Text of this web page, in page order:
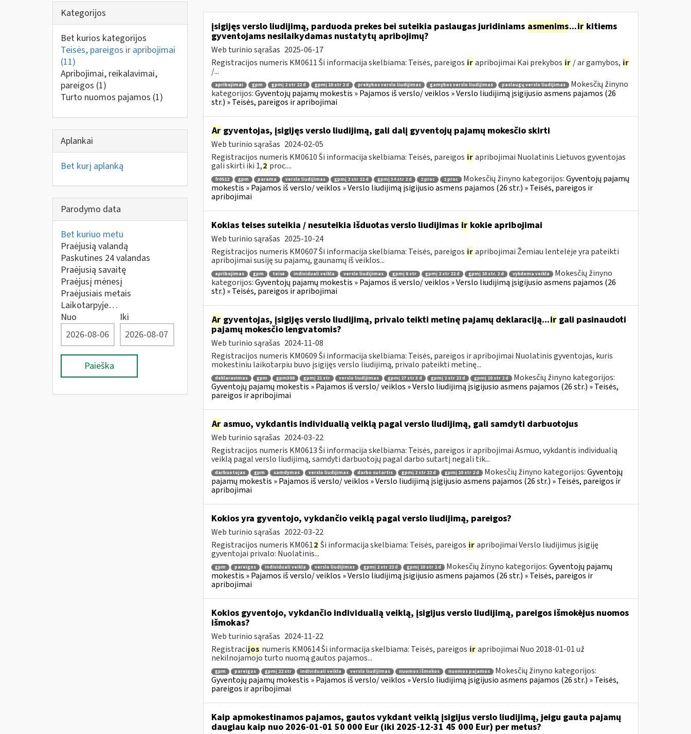
Kategorijos
Bet kurios kategorijos
Teisės, pareigos ir apribojimai
(11)
Apribojimai, reikalavimai,
pareigos (1)
Turto nuomos pajamos (1)
Aplankai
Bet kurį aplanką
Parodymo data
Bet kuriuo metu
Praėjusią valandą
Paskutines 24 valandas
Praėjusią savaitę
Praėjusį mėnesį
Praėjusiais metais
Laikotarpyje…
Nuo
Iki
Paieška
įsigijęs verslo liudijimą, parduoda prekes bei suteikia paslaugas juridiniams asmenims...irkitiems
gyventojams nesilaikydamas nustatytų apribojimų?
Web turinio sąrašas 2025-06-17
Registracijos numeris KM0611 Ši informacija skelbiama: Teisės, pareigos ir apribojimai Kai prekybos ir / ar gamybos, ir
/...
apribojimai gpm gpmį 2 str 22 d gpmį 10 str 2 d prekybos verslo liudijimas gamybos verslo liudijimas paslaugų verslo liudijimas
Mokesčių žinyno
kategorijos:Gyventojų pajamų mokestis » Pajamos iš verslo/ veiklos » Verslo liudijimą įsigijusio asmens pajamos (26
str.) » Teisės, pareigos ir apribojimai
Argyventojas, įsigijęs verslo liudijimą, gali dalį gyventojų pajamų mokesčio skirti
Web turinio sąrašas 2024-02-05
Registracijos numeris KM0610 Ši informacija skelbiama: Teisės, pareigos ir apribojimai Nuolatinis Lietuvos gyventojas
gali skirti iki 1,2 proc....
fr0512 gpm parama verslo liudijimas gpmį 2 str 22 d gpmį 34 str 2 d 2 proc 1 proc Mokesčių žinyno kategorijos:Gyventojų pajamų
mokestis » Pajamos iš verslo/ veiklos » Verslo liudijimą įsigijusio asmens pajamos (26 str.) » Teisės, pareigos ir
apribojimai
Kokias teises suteikia / nesuteikia išduotas verslo liudijimas irkokie apribojimai
Web turinio sąrašas 2025-10-24
Registracijos numeris KM0607 Ši informacija skelbiama: Teisės, pareigos ir apribojimai Žemiau lentelėje yra pateikti
apribojimai susiję su pajamų, gaunamų iš veiklos...
apribojimas gpm teisė individuali veikla verslo liudijimas gpmį 6 str gpmį 2 str 22 d gpmį 10 str. 2 d vykdoma veikla
Mokesčių žinyno
kategorijos:Gyventojų pajamų mokestis » Pajamos iš verslo/ veiklos » Verslo liudijimą įsigijusio asmens pajamos (26
str.) » Teisės, pareigos ir apribojimai
Argyventojas, įsigijęs verslo liudijimą, privalo teikti metinę pajamų deklaraciją...irgali pasinaudoti
pajamų mokesčio lengvatomis?
Web turinio sąrašas 2024-11-08
Registracijos numeris KM0609 Ši informacija skelbiama: Teisės, pareigos ir apribojimai Nuolatinis gyventojas, kuris
mokestiniu laikotarpiu buvo įsigijęs verslo liudijimą, privalo pateikti metinę...
deklaravimas gpm gpm308 gpmį 21 str verslo liudijimas gpmį 27 str 3 d gpmį 2 str 22 d gpmį 10 str 2 d
Mokesčių žinyno kategorijos:
Gyventojų pajamų mokestis » Pajamos iš verslo/ veiklos » Verslo liudijimą įsigijusio asmens pajamos (26 str.) » Teisės,
pareigos ir apribojimai
Arasmuo, vykdantis individualią veiklą pagal verslo liudijimą, gali samdyti darbuotojus
Web turinio sąrašas 2024-03-22
Registracijos numeris KM0613 Ši informacija skelbiama: Teisės, pareigos ir apribojimai Asmuo, vykdantis individualią
veiklą pagal verslo liudijimą, samdyti darbuotojų pagal darbo sutartį negali tik...
darbuotojas gpm samdymas verslo liudijimas darbo sutartis gpmį 2 str 22 d gpmį 10 str 2 d Mokesčių žinyno kategorijos:Gyventojų
pajamų mokestis » Pajamos iš verslo/ veiklos » Verslo liudijimą įsigijusio asmens pajamos (26 str.) » Teisės, pareigos ir
apribojimai
Kokios yra gyventojo, vykdančio veiklą pagal verslo liudijimą, pareigos?
Web turinio sąrašas 2022-03-22
Registracijos numeris KM0612 Ši informacija skelbiama: Teisės, pareigos ir apribojimai Verslo liudijimus įsigiję
gyventojai privalo: Nuolatinis...
gpm pareigos individuali veikla verslo liudijimas gpmį 2 str 22 d gpmį 10 str 2 d Mokesčių žinyno kategorijos:Gyventojų pajamų
mokestis » Pajamos iš verslo/ veiklos » Verslo liudijimą įsigijusio asmens pajamos (26 str.) » Teisės, pareigos ir
apribojimai
Kokios gyventojo, vykdančio individualią veiklą, įsigijus verslo liudijimą, pareigos išmokėjus nuomos
išmokas?
Web turinio sąrašas 2024-11-22
Registracijos numeris KM0614 Ši informacija skelbiama: Teisės, pareigos ir apribojimai Nuo 2018-01-01 už
nekilnojamojo turto nuomą gautos pajamos...
gpm pareigos gpmį 22 str individuali veikla verslo liudijimas nuomos išmokos nuomos pajamos
Mokesčių žinyno kategorijos:
Gyventojų pajamų mokestis » Pajamos iš verslo/ veiklos » Verslo liudijimą įsigijusio asmens pajamos (26 str.) » Teisės,
pareigos ir apribojimai
Kaip apmokestinamos pajamos, gautos vykdant veiklą įsigijus verslo liudijimą, jeigu gauta pajamų
daugiau kaip nuo 2026-01-01 50 000 Eur (iki 2025-12-31 45 000 Eur) per metus?